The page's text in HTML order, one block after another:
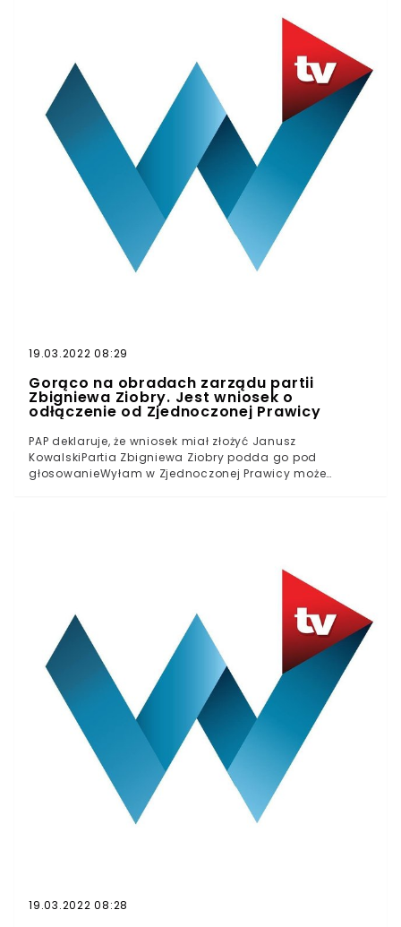
korzystają z łaski, wsparcia Pana Boga, który okazując
miłosierdzie dla Polski, dla nas wszystkich znajduje
ludzi z gorącym sercem, z gorącym sercem służącym
Panu Bogu, Kościołowi i Polsce - deklarował Zbigniew
Ziobro z mównicy.[VIDEO] XXIX Rocznica Powstania
Radia Maryja: przemówienie @ZiobroPL, ministra
sprawiedliwości #29latRM #BądźmyRazem
https://t.co/9fe9ILJ2TF— Radio Maryja (@RadioMaryja)
December 5, 2020
19.03.2022 08:29
Gorąco na obradach zarządu partii
Zbigniewa Ziobry. Jest wniosek o
odłączenie od Zjednoczonej Prawicy
PAP deklaruje, że wniosek miał złożyć Janusz
KowalskiPartia Zbigniewa Ziobry podda go pod
głosowanieWyłam w Zjednoczonej Prawicy może
Ziobro wystąpi z koalicji, nie będzie w izbie niższej
ugrupowania zdolnego do utworzenia parlamentarnej
większości. Trwa zarząd Solidarnej Polski. Bardzo trudna
rozmowa po szczycie UE. pic.twitter.com/4wz18OOQKB—
Mariusz Kałużny (@m_kaluzny) December 12, 2020
19.03.2022 08:28